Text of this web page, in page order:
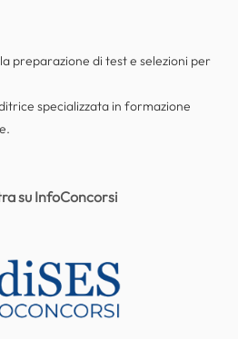
preparazione di test e selezioni per
specializzata in formazione
su InfoConcorsi